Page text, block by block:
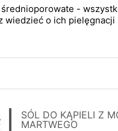
średnioporowate -
wiedzieć o ich pielęgnacji
SÓL DO KĄPIELI Z
MARTWEGO